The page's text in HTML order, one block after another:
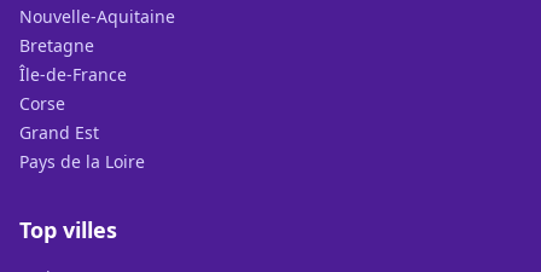
Nouvelle-Aquitaine
Bretagne
Île-de-France
Corse
Grand Est
Pays de la Loire
Top villes